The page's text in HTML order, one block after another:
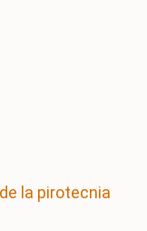
la pirotecnia